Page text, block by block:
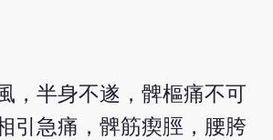
，半身不遂，髀樞痛不可
引急痛，髀筋瘈脛，腰胯